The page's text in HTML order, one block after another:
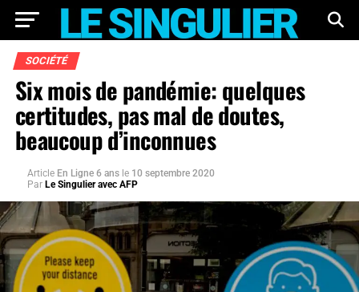
SOCIÉTÉ
Six mois de pandémie: quelques
certitudes, pas mal de doutes,
beaucoup d’inconnues
Article En Ligne 6 ans le 10 septembre 2020
Par Le Singulier avec AFP